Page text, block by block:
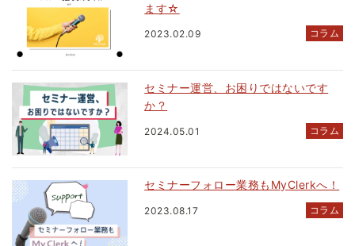
ます☆
2023.02.09 コラム
セミナー運営、お困りではないです
か？
2024.05.01 コラム
セミナーフォロー業務もMyClerkへ！
2023.08.17 コラム